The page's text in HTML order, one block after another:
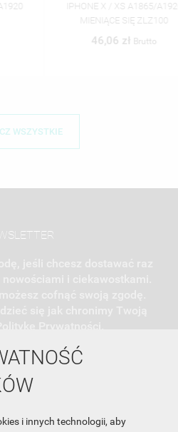
i innych technologii, aby
IPHONE X / XS A1865/A1920
MIENIĄCE SIĘ ZLZ100
46,06 zł Brutto
WSZYSTKIE